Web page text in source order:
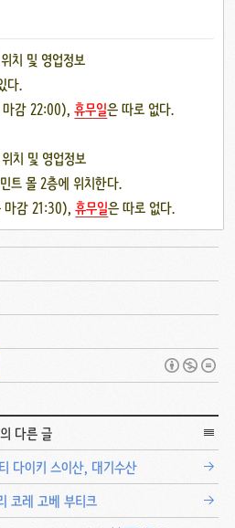
및 영업정보
다.
마감 22:00),휴무일은 따로 없다.
치 및 영업정보
트 몰 2층에 위치한다.
마감 21:30),휴무일은 따로 없다.
다른 글
다이키 스이산, 대기수산
코레 고베 부티크